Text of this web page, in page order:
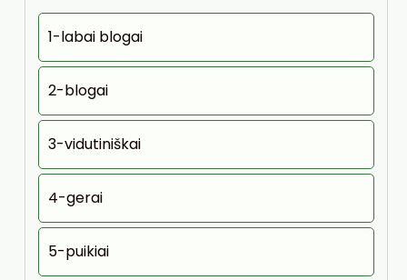
1-labai blogai
2-blogai
3-vidutiniškai
4-gerai
5-puikiai